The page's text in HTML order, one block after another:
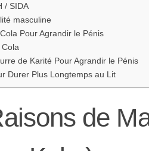
/ SIDA
masculine
Pour Agrandir le Pénis
de Karité Pour Agrandir le Pénis
Durer Plus Longtemps au Lit
de